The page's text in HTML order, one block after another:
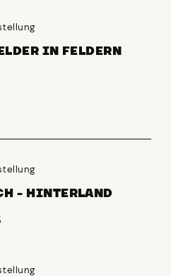
IN FELDERN
- HINTERLAND